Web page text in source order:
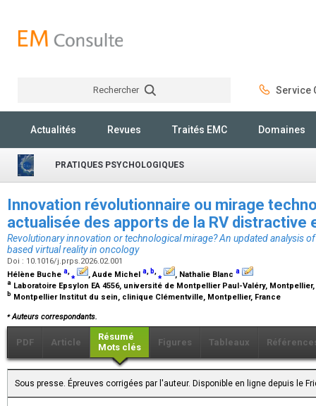
Rechercher Service
Actualités Revues Traités EMC Domaines
PRATIQUES PSYCHOLOGIQUES
Innovation révolutionnaire ou mirage
actualisée des apports de la RV distractive
Revolutionary innovation or technological mirage? An updated analysis
based virtual reality in oncology
Doi : 10.1016/j.prps.2026.02.001
Hélène Buche a,⁎ , Aude Michel a, b,⁎ , Nathalie Blanc a
a Laboratoire Epsylon EA 4556, université de Montpellier Paul-Valéry,
b Montpellier Institut du sein, clinique Clémentville, Montpellier, France
⁎Auteurs correspondants.
PDF Article
Résumé
Mots clés
Figures Tableaux
Sous presse. Épreuves corrigées par l'auteur. Disponible en ligne depuis le